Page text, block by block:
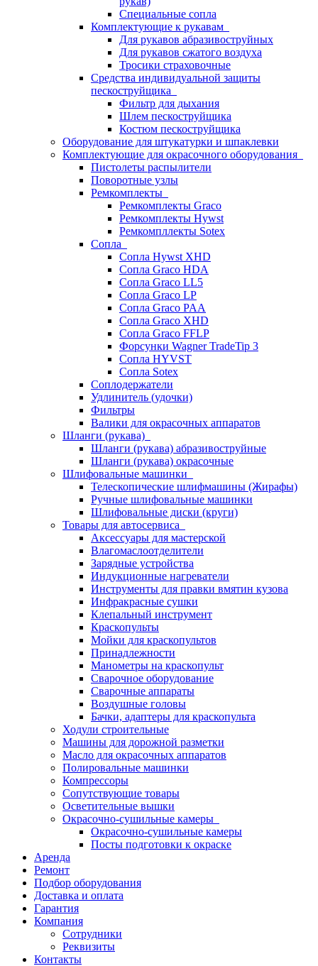
Специальные сопла
Комплектующие к рукавам
Для рукавов абразивоструйных
Для рукавов сжатого воздуха
Тросики страховочные
Средства индивидуальной защиты
пескоструйщика
Фильтр для дыхания
Шлем пескоструйщика
Костюм пескоструйщика
Оборудование для штукатурки и шпаклевки
Комплектующие для окрасочного оборудования
Пистолеты распылители
Поворотные узлы
Ремкомплекты
Ремкомплекты Graco
Ремкомплекты Hywst
Ремкомпллекты Sotex
Сопла
Сопла Hywst XHD
Сопла Graco HDA
Сопла Graco LL5
Сопла Graco LP
Сопла Graco PAA
Сопла Graco XHD
Сопла Graco FFLP
Форсунки Wagner TradeTip 3
Сопла HYVST
Сопла Sotex
Соплодержатели
Удлинитель (удочки)
Фильтры
Валики для окрасочных аппаратов
Шланги (рукава)
Шланги (рукава) абразивоструйные
Шланги (рукава) окрасочные
Шлифовальные машинки
Телескопические шлифмашины (Жирафы)
Ручные шлифовальные машинки
Шлифовальные диски (круги)
Товары для автосервиса
Аксессуары для мастерской
Влагомаслоотделители
Зарядные устройства
Индукционные нагреватели
Инструменты для правки вмятин кузова
Инфракрасные сушки
Клепальный инструмент
Краскопульты
Мойки для краскопультов
Принадлежности
Манометры на краскопульт
Сварочное оборудование
Сварочные аппараты
Воздушные головы
Бачки, адаптеры для краскопульта
Ходули строительные
Машины для дорожной разметки
Масло для окрасочных аппаратов
Полировальные машинки
Компрессоры
Сопутствующие товары
Осветительные вышки
Окрасочно-сушильные камеры
Окрасочно-сушильные камеры
Посты подготовки к окраске
Аренда
Ремонт
Подбор оборудования
Доставка и оплата
Гарантия
Компания
Сотрудники
Реквизиты
Контакты